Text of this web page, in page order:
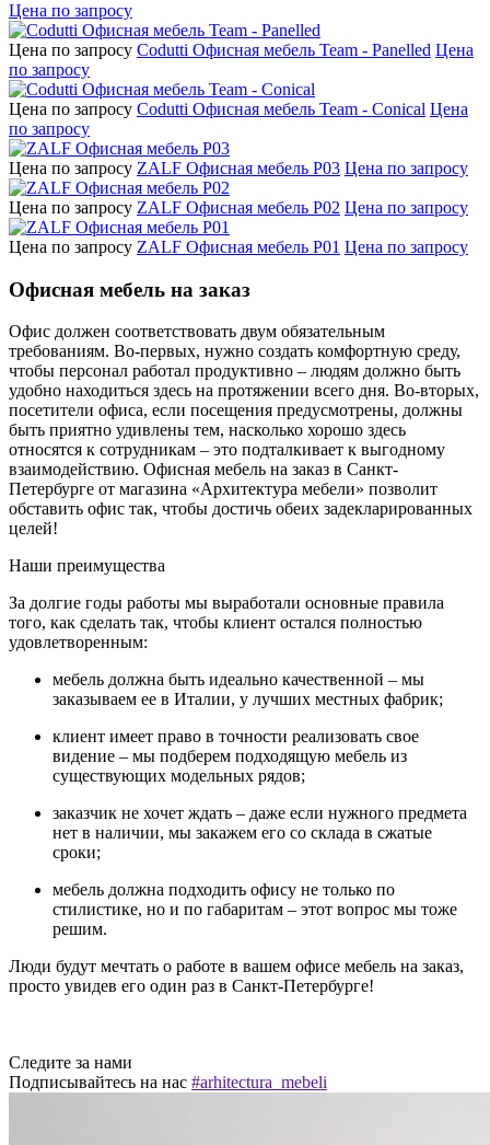
Цена по запросу
Цена по запросу Codutti Офисная мебель Team - Panelled Цена
по запросу
Цена по запросу Codutti Офисная мебель Team - Conical Цена
по запросу
Цена по запросу ZALF Офисная мебель P03 Цена по запросу
Цена по запросу ZALF Офисная мебель P02 Цена по запросу
Цена по запросу ZALF Офисная мебель P01 Цена по запросу
Офисная мебель на заказ
Офис должен соответствовать двум обязательным
требованиям. Во-первых, нужно создать комфортную среду,
чтобы персонал работал продуктивно – людям должно быть
удобно находиться здесь на протяжении всего дня. Во-вторых,
посетители офиса, если посещения предусмотрены, должны
быть приятно удивлены тем, насколько хорошо здесь
относятся к сотрудникам – это подталкивает к выгодному
взаимодействию. Офисная мебель на заказ в Санкт-
Петербурге от магазина «Архитектура мебели» позволит
обставить офис так, чтобы достичь обеих задекларированных
целей!
Наши преимущества
За долгие годы работы мы выработали основные правила
того, как сделать так, чтобы клиент остался полностью
удовлетворенным:
мебель должна быть идеально качественной – мы
заказываем ее в Италии, у лучших местных фабрик;
клиент имеет право в точности реализовать свое
видение – мы подберем подходящую мебель из
существующих модельных рядов;
заказчик не хочет ждать – даже если нужного предмета
нет в наличии, мы закажем его со склада в сжатые
сроки;
мебель должна подходить офису не только по
стилистике, но и по габаритам – этот вопрос мы тоже
решим.
Люди будут мечтать о работе в вашем офисе мебель на заказ,
просто увидев его один раз в Санкт-Петербурге!
Следите за нами
Подписывайтесь на нас #arhitectura_mebeli